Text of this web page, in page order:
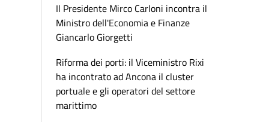
Il Presidente Mirco Carloni incontra il
Ministro dell'Economia e Finanze
Giancarlo Giorgetti
Riforma dei porti: il Viceministro Rixi
ha incontrato ad Ancona il cluster
portuale e gli operatori del settore
marittimo